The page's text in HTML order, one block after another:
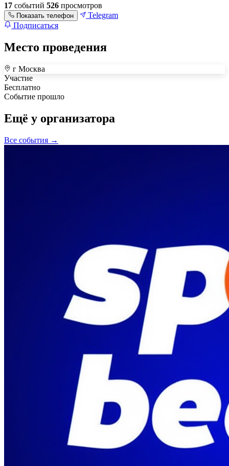
17 событий 526 просмотров
Показать телефон
Telegram
Подписаться
Место проведения
+
–
г Москва
Участие
Бесплатно
Событие прошло
Ещё у организатора
Все события →